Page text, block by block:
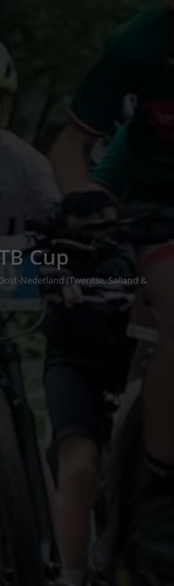
Cup
Nederland (Twentse, Salland &